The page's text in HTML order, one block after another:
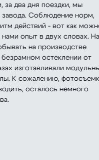
два дня поездки, мы
завода. Соблюдение норм,
действий - вот как
опыт в двух словах.
на производстве
остеклении от
изготавливали
К сожалению,
осталось немного